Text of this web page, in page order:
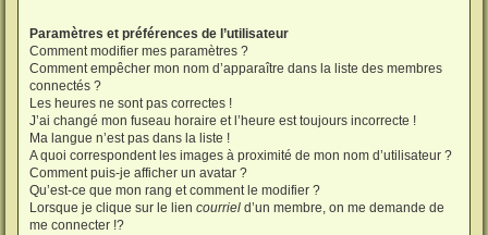
Paramètres et préférences de l’utilisateur
Comment modifier mes paramètres ?
Comment empêcher mon nom d’apparaître dans la liste des membres
connectés ?
Les heures ne sont pas correctes !
J’ai changé mon fuseau horaire et l’heure est toujours incorrecte !
Ma langue n’est pas dans la liste !
A quoi correspondent les images à proximité de mon nom d’utilisateur ?
Comment puis-je afficher un avatar ?
Qu’est-ce que mon rang et comment le modifier ?
Lorsque je clique sur le lien courriel d’un membre, on me demande de
me connecter !?